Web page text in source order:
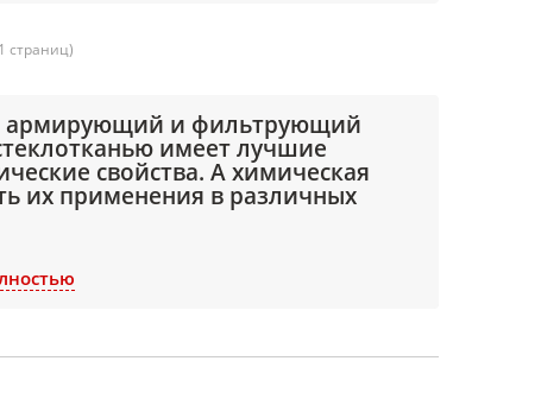
страниц)
армирующий и фильтрующий
имеет лучшие
свойства. А химическая
их применения в различных